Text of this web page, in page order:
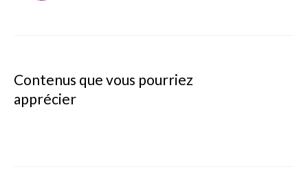
Contenus que vous pourriez
apprécier